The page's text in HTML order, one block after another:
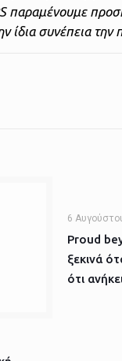
παραμένουμε
ίδια συνέπεια την
6
Proud
ξεκινά
ότι